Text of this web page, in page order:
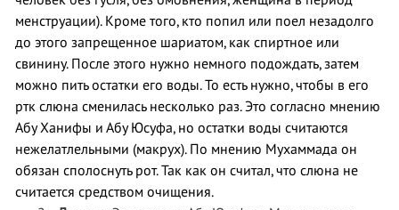
менструации). Кроме того, кто попил или поел незадолго
до этого запрещенное шариатом, как спиртное или
свинину. После этого нужно немного подождать, затем
можно пить остатки его воды. То есть нужно, чтобы в его
ртк слюна сменилась несколько раз. Это согласно мнению
Абу Ханифы и Абу Юсуфа, но остатки воды считаются
нежелатлельными (макрух). По мнению Мухаммада он
обязан сполоснуть рот. Так как он считал, что слюна не
считается средством очищения.